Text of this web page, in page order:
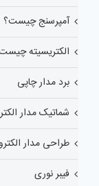
آمپرسنج چیست؟
الکتریسیته
برد مدار چاپی
شماتیک مدار
طراحی مدار
فیبر نوری